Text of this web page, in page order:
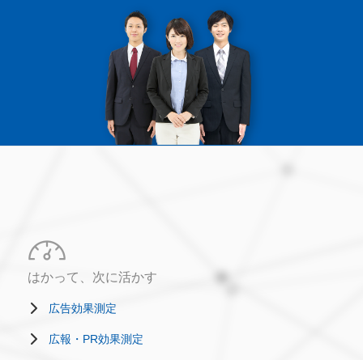
はかって、次に活かす
広告効果測定
広報・PR効果測定